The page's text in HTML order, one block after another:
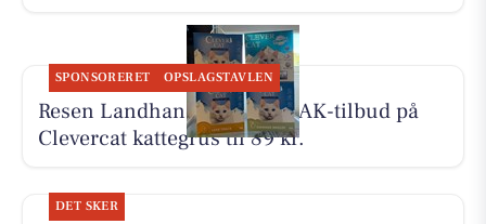
SPONSORERET OPSLAGSTAVLEN
Resen Landhandel har JA TAK-tilbud på
Clevercat kattegrus til 89 kr.
DET SKER